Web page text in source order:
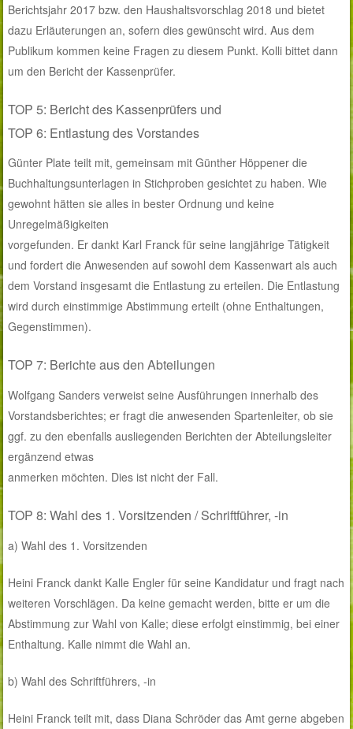
Berichtsjahr 2017 bzw. den Haushaltsvorschlag 2018 und bietet
dazu Erläuterungen an, sofern dies gewünscht wird. Aus dem
Publikum kommen keine Fragen zu diesem Punkt. Kolli bittet dann
um den Bericht der Kassenprüfer.
TOP 5: Bericht des Kassenprüfers und
TOP 6: Entlastung des Vorstandes
Günter Plate teilt mit, gemeinsam mit Günther Höppener die
Buchhaltungsunterlagen in Stichproben gesichtet zu haben. Wie
gewohnt hätten sie alles in bester Ordnung und keine
Unregelmäßigkeiten
vorgefunden. Er dankt Karl Franck für seine langjährige Tätigkeit
und fordert die Anwesenden auf sowohl dem Kassenwart als auch
dem Vorstand insgesamt die Entlastung zu erteilen. Die Entlastung
wird durch einstimmige Abstimmung erteilt (ohne Enthaltungen,
Gegenstimmen).
TOP 7: Berichte aus den Abteilungen
Wolfgang Sanders verweist seine Ausführungen innerhalb des
Vorstandsberichtes; er fragt die anwesenden Spartenleiter, ob sie
ggf. zu den ebenfalls ausliegenden Berichten der Abteilungsleiter
ergänzend etwas
anmerken möchten. Dies ist nicht der Fall.
TOP 8: Wahl des 1. Vorsitzenden / Schriftführer, -in
a) Wahl des 1. Vorsitzenden
Heini Franck dankt Kalle Engler für seine Kandidatur und fragt nach
weiteren Vorschlägen. Da keine gemacht werden, bitte er um die
Abstimmung zur Wahl von Kalle; diese erfolgt einstimmig, bei einer
Enthaltung. Kalle nimmt die Wahl an.
b) Wahl des Schriftführers, -in
Heini Franck teilt mit, dass Diana Schröder das Amt gerne abgeben